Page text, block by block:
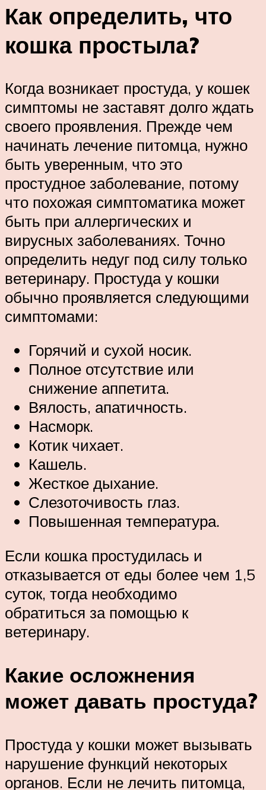
Как определить, что
кошка простыла?
Когда возникает простуда, у кошек
симптомы не заставят долго ждать
своего проявления. Прежде чем
начинать лечение питомца, нужно
быть уверенным, что это
простудное заболевание, потому
что похожая симптоматика может
быть при аллергических и
вирусных заболеваниях. Точно
определить недуг под силу только
ветеринару. Простуда у кошки
обычно проявляется следующими
симптомами:
Горячий и сухой носик.
Полное отсутствие или
снижение аппетита.
Вялость, апатичность.
Насморк.
Котик чихает.
Кашель.
Жесткое дыхание.
Слезоточивость глаз.
Повышенная температура.
Если кошка простудилась и
отказывается от еды более чем 1,5
суток, тогда необходимо
обратиться за помощью к
ветеринару.
Какие осложнения
может давать простуда?
Простуда у кошки может вызывать
нарушение функций некоторых
органов. Если не лечить питомца,